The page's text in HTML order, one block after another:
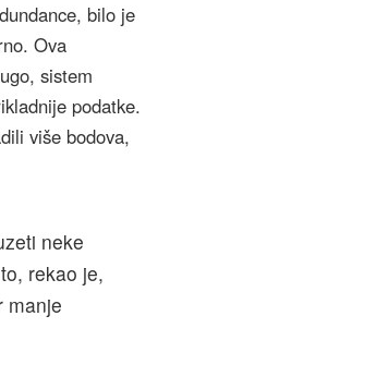
bilo je
Ova
sistem
podatke.
više bodova,
neke
rekao je,
manje